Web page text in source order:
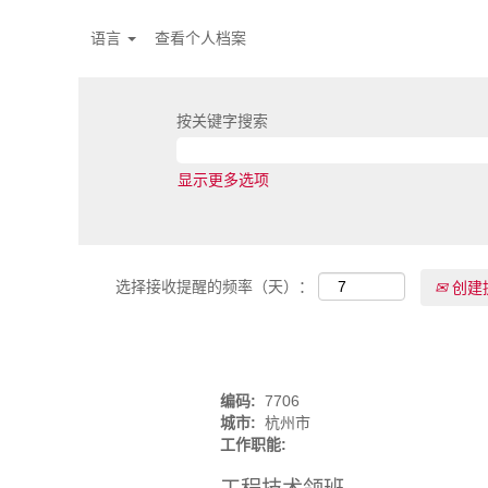
语言 查看个人档案
按关键字搜索
显示更多选项
选择接收提醒的频率（天）： 创建
编码: 7706
城市: 杭州市
工作职能: